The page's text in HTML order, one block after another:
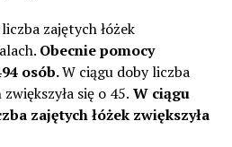
zajętych łóżek
Obecnie pomocy
osób.W ciągu doby liczba
się o 45. W ciągu
zajętych łóżek zwiększyła